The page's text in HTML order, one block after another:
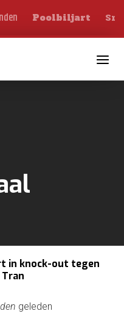
Poolbiljart
in knock-out tegen
geleden